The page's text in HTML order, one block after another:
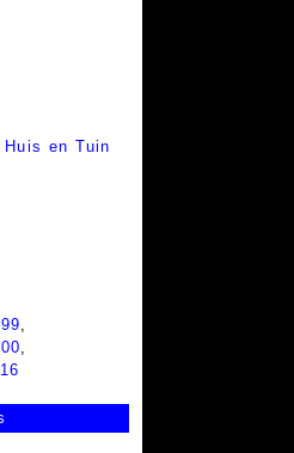
en Tuin
,
,